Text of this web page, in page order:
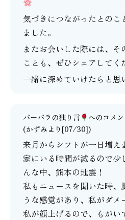
気づきにつながったとのこ
ました。
またお会いした際には、
ことも、ぜひシェアしてく
一緒に深めていけたらと思
バーバラの独り言
へのコメン
(かずみより[07/30])
来月からシフトが一日増え
家にいる時間が減るので
んな中、熊本の地震！
私もニュースを聞いた時、
うな感覚があり、私がダ
私が顔上げるので、もがい